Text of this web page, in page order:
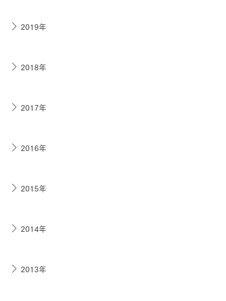
2019年
2018年
2017年
2016年
2015年
2014年
2013年